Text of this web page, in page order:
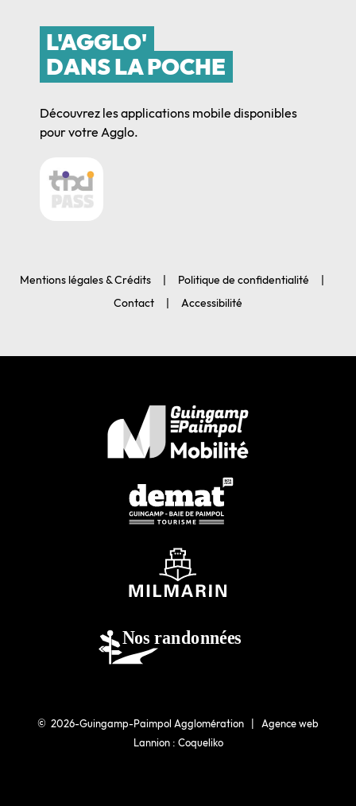
L'AGGLO'
DANS LA POCHE
Découvrez les applications mobile disponibles
pour votre Agglo.
Mentions légales & Crédits
Politique de confidentialité
Contact
Accessibilité
© 2026-Guingamp-Paimpol Agglomération | Agence web
Lannion : Coqueliko